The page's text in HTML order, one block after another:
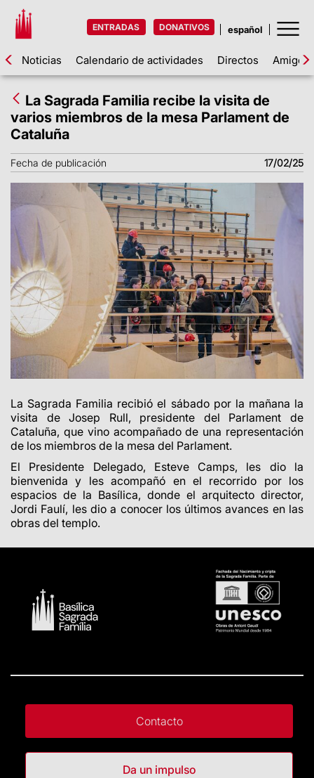
ENTRADAS DONATIVOS
Noticias Calendario de actividades Directos Amigos
La Sagrada Familia recibe la visita de
varios miembros de la mesa Parlament de
Cataluña
Fecha de publicación 17/02/25
La Sagrada Familia recibió el sábado por la mañana la
visita de Josep Rull, presidente del Parlament de
Cataluña, que vino acompañado de una representación
de los miembros de la mesa del Parlament.
El Presidente Delegado, Esteve Camps, les dio la
bienvenida y les acompañó en el recorrido por los
espacios de la Basílica, donde el arquitecto director,
Jordi Faulí, les dio a conocer los últimos avances en las
obras del templo.
Contacto
Da un impulso